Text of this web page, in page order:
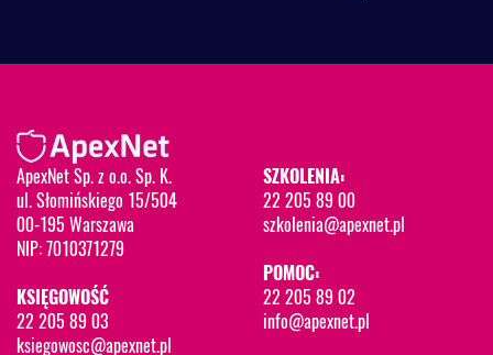
ApexNet Sp. z o.o. Sp. K.
ul. Słomińskiego 15/504
00-195 Warszawa
NIP: 7010371279
KSIĘGOWOŚĆ
22 205 89 03
ksiegowosc@apexnet.pl
SZKOLENIA:
22 205 89 00
szkolenia@apexnet.pl
POMOC:
22 205 89 02
info@apexnet.pl